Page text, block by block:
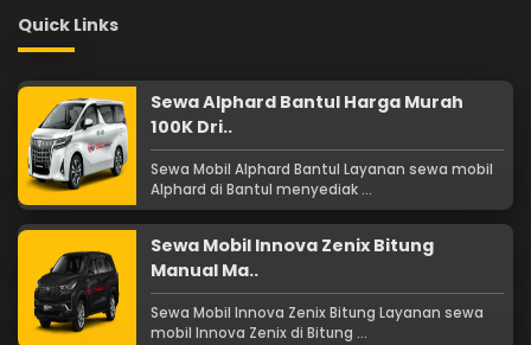
Quick Links
Sewa Alphard Bantul Harga Murah
100K Dri..
Sewa Mobil Alphard Bantul Layanan sewa mobil
Alphard di Bantul menyediak ...
Sewa Mobil Innova Zenix Bitung
Manual Ma..
Sewa Mobil Innova Zenix Bitung Layanan sewa
mobil Innova Zenix di Bitung ...